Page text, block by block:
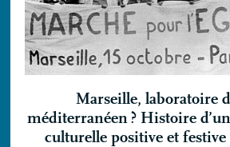
Marseille, laboratoire
méditerranéen ? Histoire
culturelle positive et